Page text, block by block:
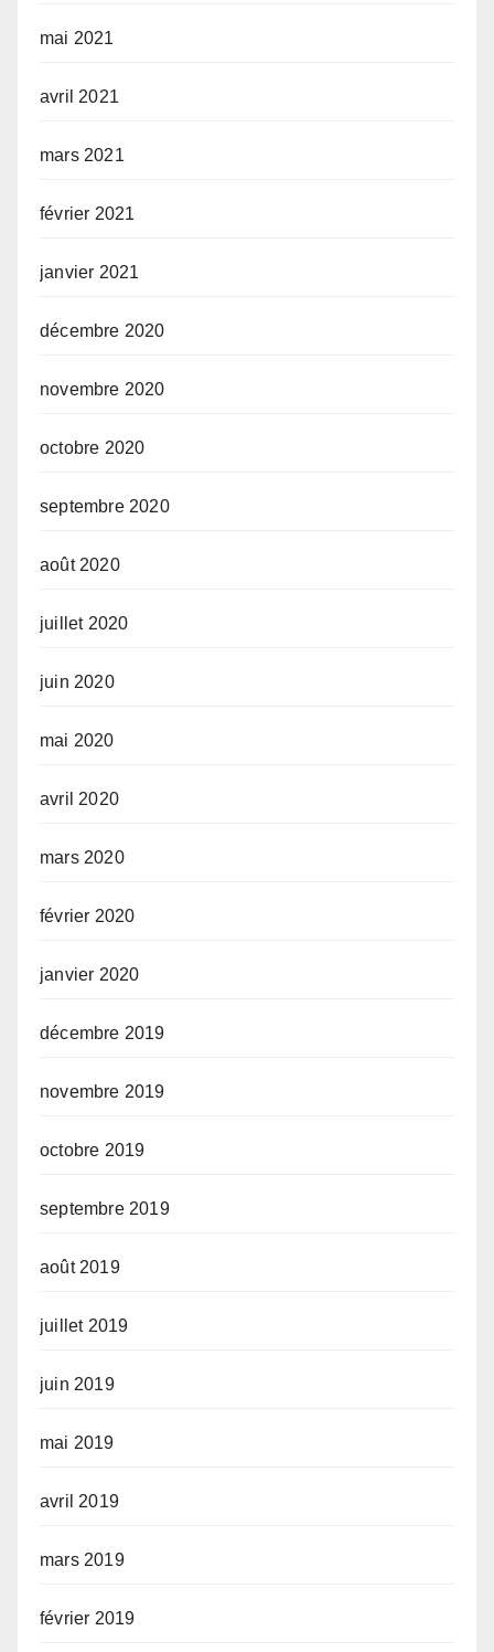
mai 2021
avril 2021
mars 2021
février 2021
janvier 2021
décembre 2020
novembre 2020
octobre 2020
septembre 2020
août 2020
juillet 2020
juin 2020
mai 2020
avril 2020
mars 2020
février 2020
janvier 2020
décembre 2019
novembre 2019
octobre 2019
septembre 2019
août 2019
juillet 2019
juin 2019
mai 2019
avril 2019
mars 2019
février 2019